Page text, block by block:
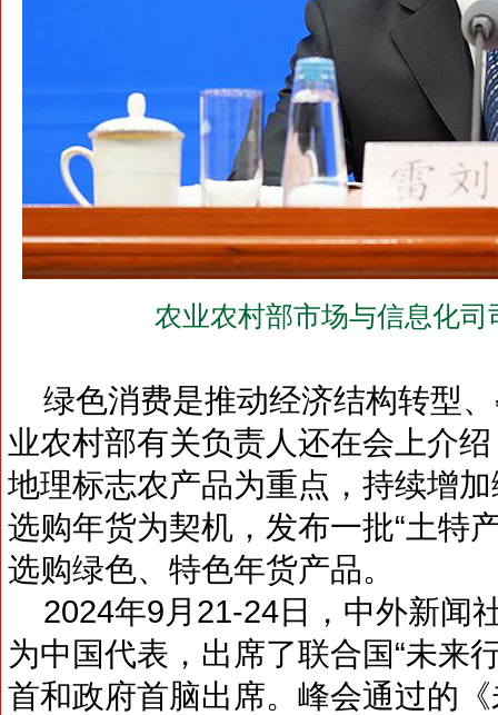
农业农村部市场与信息化
绿色消费是推动经济结构转型
业农村部有关负责人还在会上介
地理标志农产品为重点，持续增
选购年货为契机，发布一批“土特
选购绿色、特色年货产品。
2024年9月21-24日，中外新闻
为中国代表，出席了联合国“未来
首和政府首脑出席。峰会通过的